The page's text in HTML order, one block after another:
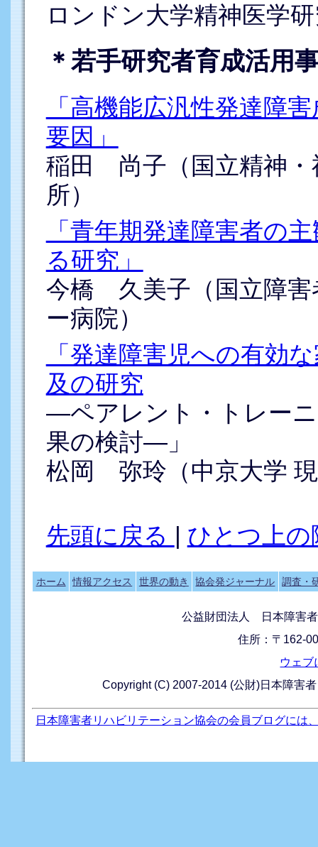
ロンドン大学精神医学
＊若手研究者育成活用
「高機能広汎性発達障
要因」
稲田 尚子（国立精神・
所）
「青年期発達障害者の
る研究」
今橋 久美子（国立障害
ー病院）
「発達障害児への有効
及の研究
―ペアレント・トレー
果の検討―」
松岡 弥玲（中京大学
先頭に戻る | ひとつ上の
ホーム 情報アクセス 世界の動き 協会発ジャーナル 調査・
公益財団法人 日本障害
住所：〒162-
ウェブ
Copyright (C) 2007-2014 (公財)日本障害
日本障害者リハビリテーション協会の会員ブログには